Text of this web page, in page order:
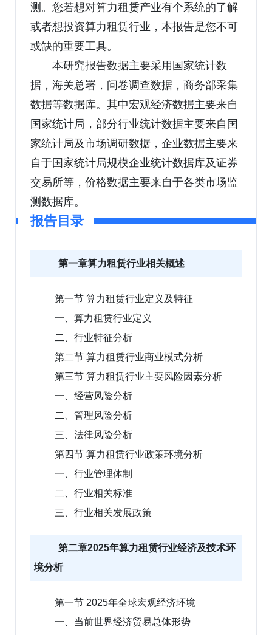
测。您若想对算力租赁产业有个系统的了解
或者想投资算力租赁行业，本报告是您不可
或缺的重要工具。
本研究报告数据主要采用国家统计数
据，海关总署，问卷调查数据，商务部采集
数据等数据库。其中宏观经济数据主要来自
国家统计局，部分行业统计数据主要来自国
家统计局及市场调研数据，企业数据主要来
自于国家统计局规模企业统计数据库及证券
交易所等，价格数据主要来自于各类市场监
测数据库。
报告目录
第一章算力租赁行业相关概述
第一节 算力租赁行业定义及特征
一、算力租赁行业定义
二、行业特征分析
第二节 算力租赁行业商业模式分析
第三节 算力租赁行业主要风险因素分析
一、经营风险分析
二、管理风险分析
三、法律风险分析
第四节 算力租赁行业政策环境分析
一、行业管理体制
二、行业相关标准
三、行业相关发展政策
第二章2025年算力租赁行业经济及技术环
境分析
第一节 2025年全球宏观经济环境
一、当前世界经济贸易总体形势